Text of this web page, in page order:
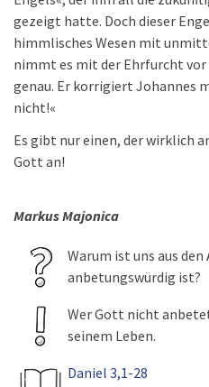
gezeigt hatte. Doch dieser
himmlisches Wesen mit
nimmt es mit der Ehrfurcht
genau. Er korrigiert Johannes
nicht!«
Es gibt nur einen, der wirklich
Gott an!
Markus Majonica
Warum ist uns aus
anbetungswürdig ist?
Wer Gott nicht
seinem Leben.
Daniel 3,1-28